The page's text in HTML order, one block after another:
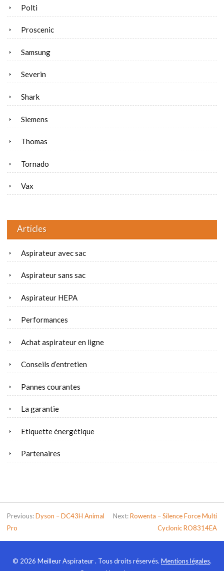
Polti
Proscenic
Samsung
Severin
Shark
Siemens
Thomas
Tornado
Vax
Articles
Aspirateur avec sac
Aspirateur sans sac
Aspirateur HEPA
Performances
Achat aspirateur en ligne
Conseils d’entretien
Pannes courantes
La garantie
Etiquette énergétique
Partenaires
Previous:Dyson – DC43H Animal
Pro
Next:Rowenta – Silence Force Multi
Cyclonic RO8314EA
© 2026 Meilleur Aspirateur . Tous droits réservés. Mentions légales.